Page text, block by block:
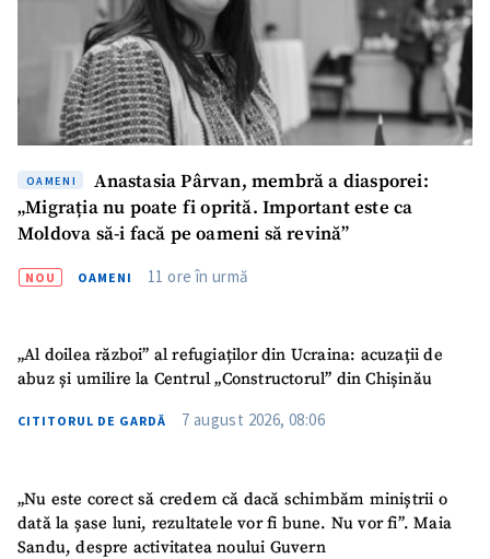
OAMENI
Anastasia Pârvan, membră a diasporei:
„Migrația nu poate fi oprită. Important este ca
Moldova să-i facă pe oameni să revină”
NOU OAMENI 11 ore în urmă
„Al doilea război” al refugiaților din Ucraina: acuzații de
abuz și umilire la Centrul „Constructorul” din Chișinău
CITITORUL DE GARDĂ 7 august 2026, 08:06
„Nu este corect să credem că dacă schimbăm miniștrii o
dată la șase luni, rezultatele vor fi bune. Nu vor fi”. Maia
Sandu, despre activitatea noului Guvern
Titlu știre+ Adaugă titlu
Fotografie
+ Încarcă imagine
Link media
+ Link media
Sursă anonimă
Nume+ Numele meu
Telefon
+ Telefon personal